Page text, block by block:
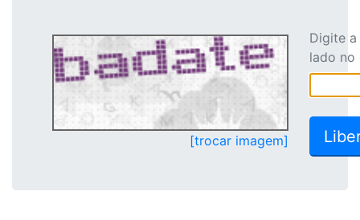
[trocar imagem]
Digite
lado no